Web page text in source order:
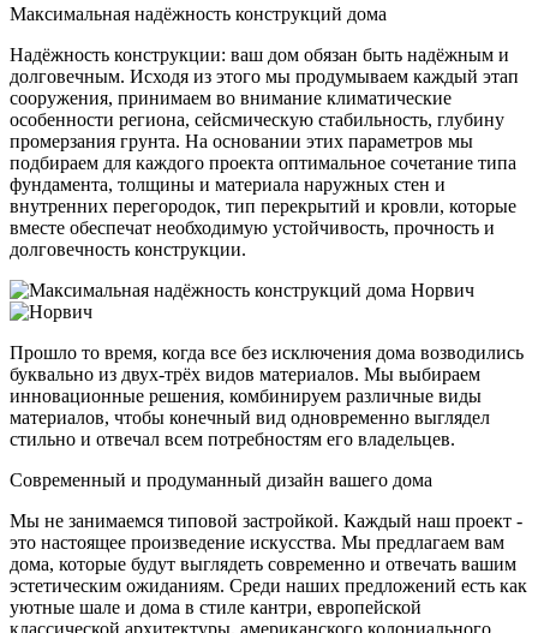
Максимальная надёжность конструкций дома
Надёжность конструкции: ваш дом обязан быть надёжным и
долговечным. Исходя из этого мы продумываем каждый этап
сооружения, принимаем во внимание климатические
особенности региона, сейсмическую стабильность, глубину
промерзания грунта. На основании этих параметров мы
подбираем для каждого проекта оптимальное сочетание типа
фундамента, толщины и материала наружных стен и
внутренних перегородок, тип перекрытий и кровли, которые
вместе обеспечат необходимую устойчивость, прочность и
долговечность конструкции.
Прошло то время, когда все без исключения дома возводились
буквально из двух-трёх видов материалов. Мы выбираем
инновационные решения, комбинируем различные виды
материалов, чтобы конечный вид одновременно выглядел
стильно и отвечал всем потребностям его владельцев.
Современный и продуманный дизайн вашего дома
Мы не занимаемся типовой застройкой. Каждый наш проект -
это настоящее произведение искусства. Мы предлагаем вам
дома, которые будут выглядеть современно и отвечать вашим
эстетическим ожиданиям. Среди наших предложений есть как
уютные шале и дома в стиле кантри, европейской